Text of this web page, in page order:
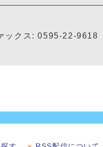
ックス: 0595-22-9618